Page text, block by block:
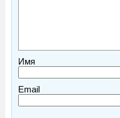
Имя
Email